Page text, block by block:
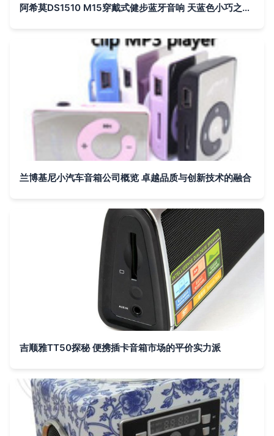
阿希莫DS1510 M15穿戴式健步蓝牙音响 天蓝色小巧之选，畅享移动音乐
兰博基尼小汽车音箱公司概览 卓越品质与创新技术的融合
吉顺雅TT50探秘 便携插卡音箱市场的平价实力派